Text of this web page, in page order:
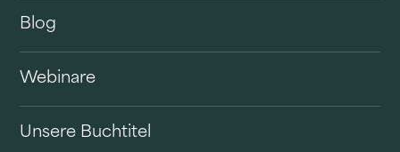
Blog
Webinare
Unsere Buchtitel